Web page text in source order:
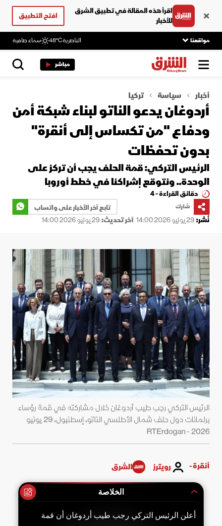
اقرأ هذه المقالة في تطبيق الشرق
للأخبار
افتح التطبيق
مواقعنا الناصرية48°C سماء صافية
مباشر
أخبار سياسة تركيا
أردوغان يدعو الناتو لبناء شبكة أمن
ودفاع "من تكساس إلى أنقرة"
بدون تحفظات
الرئيس التركي: قمة الحلف يجب أن تركز على
الوحدة.. ونتوقع إشراكنا في خطط أوروبا
دقائق القراءة - 4
شارك
تابع آخر الأخبار على واتساب
نُشر:29 يونيو 2026 14:00 آخر تحديث:29 يونيو 2026 14:00
الرئيس التركي رجب طيب أردوغان خلال مشاركته في قمة رؤساء
برلمانات دول حلف شمال الأطلسي الناتو، إسطنبول، 29 يونيو
2026 - RTErdogan
أنقرة - رويترز الشرق
الخلاصة
أعلن الرئيس التركي رجب طيب أردوغان أن قمة